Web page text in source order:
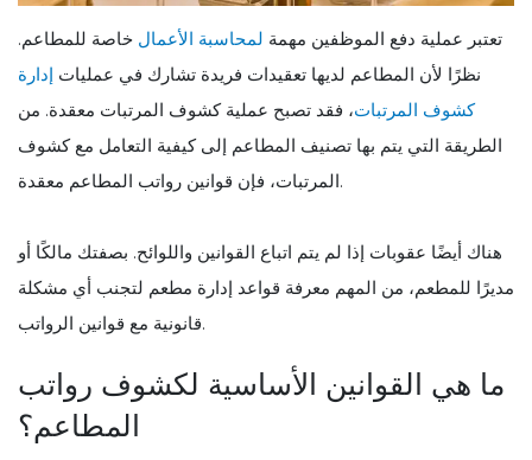
تعتبر عملية دفع الموظفين مهمة لمحاسبة الأعمال خاصة للمطاعم.
نظرًا لأن المطاعم لديها تعقيدات فريدة تشارك في عمليات إدارة
كشوف المرتبات، فقد تصبح عملية كشوف المرتبات معقدة. من
الطريقة التي يتم بها تصنيف المطاعم إلى كيفية التعامل مع كشوف
المرتبات، فإن قوانين رواتب المطاعم معقدة.
هناك أيضًا عقوبات إذا لم يتم اتباع القوانين واللوائح. بصفتك مالكًا أو
مديرًا للمطعم، من المهم معرفة قواعد إدارة مطعم لتجنب أي مشكلة
قانونية مع قوانين الرواتب.
ما هي القوانين الأساسية لكشوف رواتب
المطاعم؟